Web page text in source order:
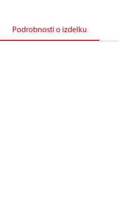
Podrobnosti o izdelku